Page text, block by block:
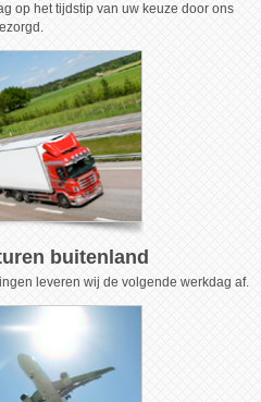
op het tijdstip van uw keuze door ons
buitenland
leveren wij de volgende werkdag af.